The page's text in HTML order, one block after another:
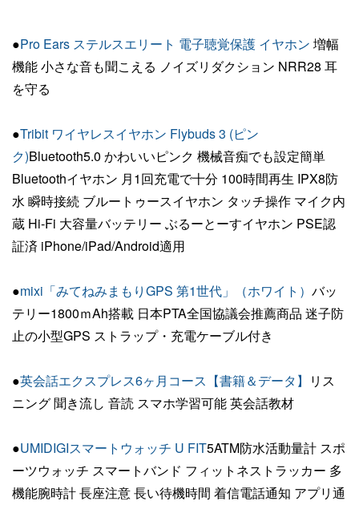
●Pro Ears ステルスエリート 電子聴覚保護 イヤホン 増幅
機能 小さな音も聞こえる ノイズリダクション NRR28 耳
を守る
●Tribit ワイヤレスイヤホン Flybuds 3 (ピン
ク)Bluetooth5.0 かわいいピンク 機械音痴でも設定簡単
Bluetoothイヤホン 月1回充電で十分 100時間再生 IPX8防
水 瞬時接続 ブルートゥースイヤホン タッチ操作 マイク内
蔵 Hi-Fi 大容量バッテリー ぶるーとーすイヤホン PSE認
証済 iPhone/iPad/Android適用
●mixi「みてねみまもりGPS 第1世代」（ホワイト） バッ
テリー1800ｍAh搭載 日本PTA全国協議会推薦商品 迷子防
止の小型GPS ストラップ・充電ケーブル付き
●英会話エクスプレス6ヶ月コース【書籍＆データ】 リス
ニング 聞き流し 音読 スマホ学習可能 英会話教材
●UMIDIGIスマートウォッチ U FIT5ATM防水活動量計 スポ
ーツウォッチ スマートバンド フィットネストラッカー 多
機能腕時計 長座注意 長い待機時間 着信電話通知 アプリ通